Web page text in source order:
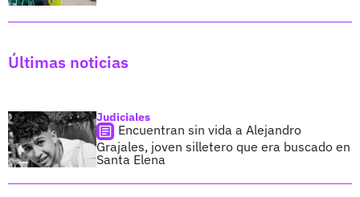
Últimas noticias
Judiciales
Encuentran sin vida a Alejandro
Grajales, joven silletero que era buscado en
Santa Elena